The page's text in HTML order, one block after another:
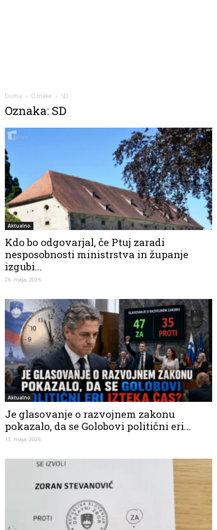
Doma Oznake SD
Oznaka: SD
Aktualno
Kdo bo odgovarjal, če Ptuj zaradi
nesposobnosti ministrstva in županje
izgubi...
26. maja, 2026
Aktualno
Je glasovanje o razvojnem zakonu
pokazalo, da se Golobovi politični eri...
13. maja, 2026